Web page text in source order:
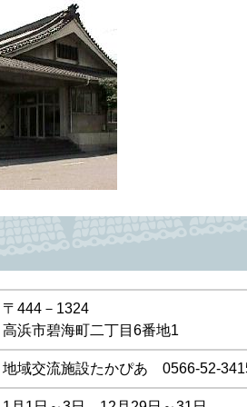
〒444－1324
高浜市碧海町二丁目6番地1
地域交流施設たかぴあ 0566-52-